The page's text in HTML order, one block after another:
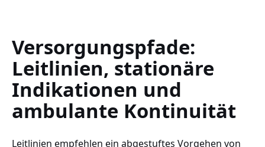
Versorgungspfade:
Leitlinien, stationäre
Indikationen und
ambulante Kontinuität
Leitlinien empfehlen ein abgestuftes Vorgehen von